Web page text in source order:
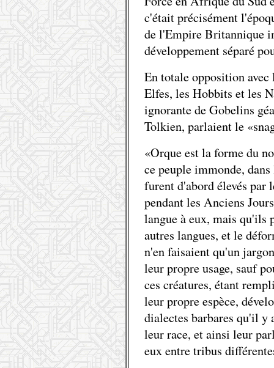
c'était précisément
de l'Empire Britannique
développement séparé
En totale opposition
Elfes, les Hobbits et les
ignorante de Gobelins
Tolkien, parlaient le
«Orque est la forme du
ce peuple immonde,
furent d'abord élevés par
pendant les Anciens
langue à eux, mais qu'ils
autres langues, et le
n'en faisaient qu'un
leur propre usage, sauf
ces créatures, étant
leur propre espèce,
dialectes barbares qu'il y
leur race, et ainsi leur
eux entre tribus